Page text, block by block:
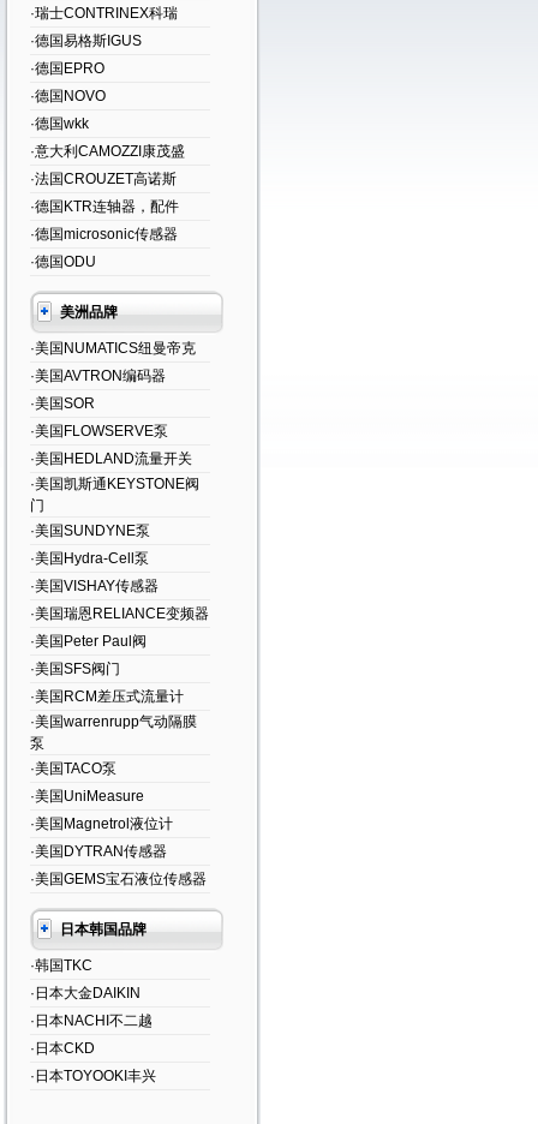
·瑞士CONTRINEX科瑞
·德国易格斯IGUS
·德国EPRO
·德国NOVO
·德国wkk
·意大利CAMOZZI康茂盛
·法国CROUZET高诺斯
·德国KTR连轴器，配件
·德国microsonic传感器
·德国ODU
美洲品牌
·美国NUMATICS纽曼帝克
·美国AVTRON编码器
·美国SOR
·美国FLOWSERVE泵
·美国HEDLAND流量开关
·美国凯斯通KEYSTONE阀
门
·美国SUNDYNE泵
·美国Hydra-Cell泵
·美国VISHAY传感器
·美国瑞恩RELIANCE变频器
·美国Peter Paul阀
·美国SFS阀门
·美国RCM差压式流量计
·美国warrenrupp气动隔膜
泵
·美国TACO泵
·美国UniMeasure
·美国Magnetrol液位计
·美国DYTRAN传感器
·美国GEMS宝石液位传感器
日本韩国品牌
·韩国TKC
·日本大金DAIKIN
·日本NACHI不二越
·日本CKD
·日本TOYOOKI丰兴